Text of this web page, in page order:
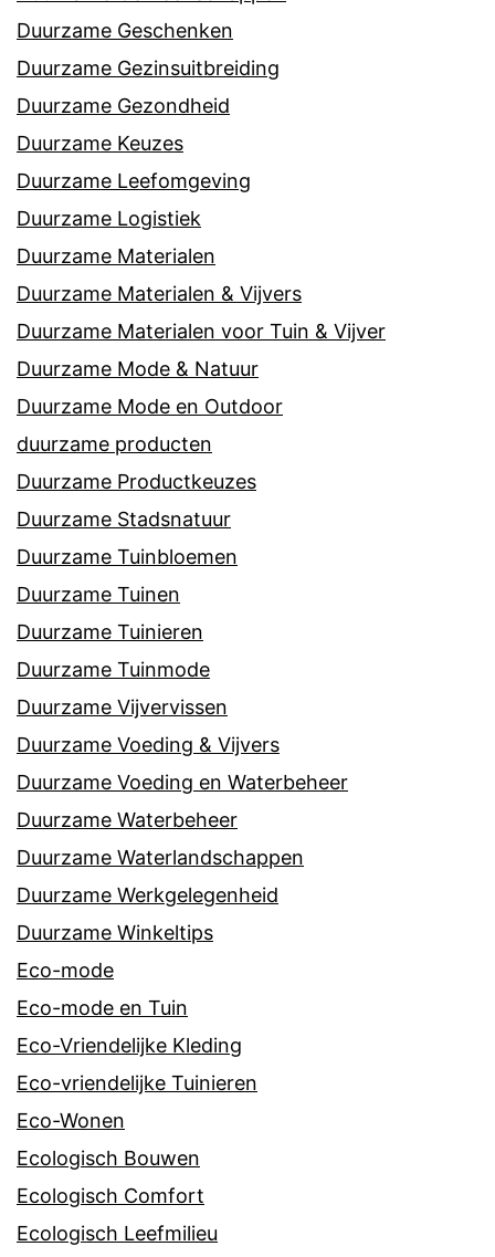
Duurzame Geschenken
Duurzame Gezinsuitbreiding
Duurzame Gezondheid
Duurzame Keuzes
Duurzame Leefomgeving
Duurzame Logistiek
Duurzame Materialen
Duurzame Materialen & Vijvers
Duurzame Materialen voor Tuin & Vijver
Duurzame Mode & Natuur
Duurzame Mode en Outdoor
duurzame producten
Duurzame Productkeuzes
Duurzame Stadsnatuur
Duurzame Tuinbloemen
Duurzame Tuinen
Duurzame Tuinieren
Duurzame Tuinmode
Duurzame Vijvervissen
Duurzame Voeding & Vijvers
Duurzame Voeding en Waterbeheer
Duurzame Waterbeheer
Duurzame Waterlandschappen
Duurzame Werkgelegenheid
Duurzame Winkeltips
Eco-mode
Eco-mode en Tuin
Eco-Vriendelijke Kleding
Eco-vriendelijke Tuinieren
Eco-Wonen
Ecologisch Bouwen
Ecologisch Comfort
Ecologisch Leefmilieu